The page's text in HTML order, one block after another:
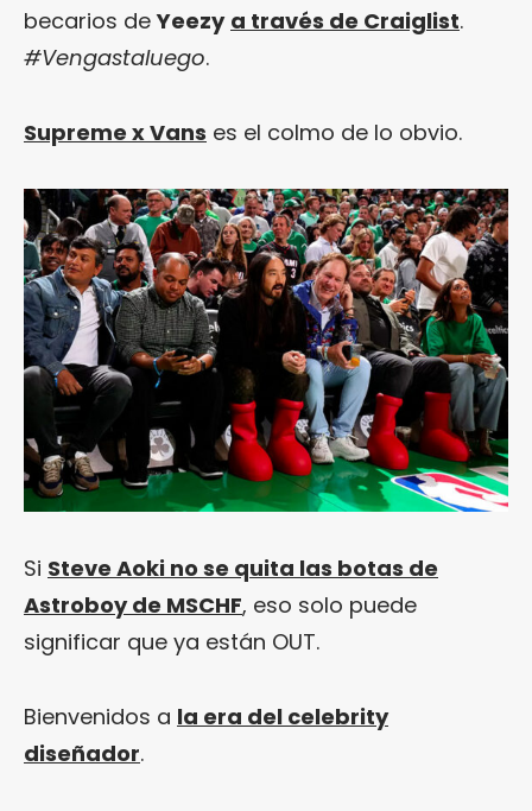
becarios deYeezy a través de Craiglist.
#Vengastaluego.
Supreme x Vans es el colmo de lo obvio.
Si Steve Aoki no se quita las botas de
Astroboy de MSCHF, eso solo puede
significar que ya están OUT.
Bienvenidos a la era del celebrity
diseñador.